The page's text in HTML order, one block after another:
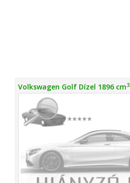
Volkswagen Golf Dízel 1896 cm3